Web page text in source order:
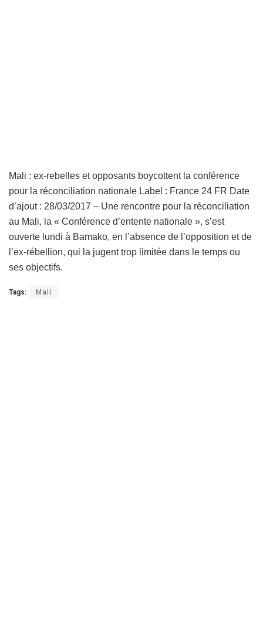
Mali : ex-rebelles et opposants boycottent la conférence
pour la réconciliation nationale Label : France 24 FR Date
d’ajout : 28/03/2017 – Une rencontre pour la réconciliation
au Mali, la « Conférence d’entente nationale », s’est
ouverte lundi à Bamako, en l’absence de l’opposition et de
l’ex-rébellion, qui la jugent trop limitée dans le temps ou
ses objectifs.
Tags: Mali